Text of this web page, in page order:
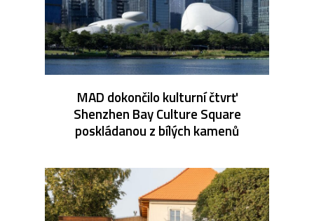
MAD dokončilo kulturní čtvrť
Shenzhen Bay Culture Square
poskládanou z bílých kamenů